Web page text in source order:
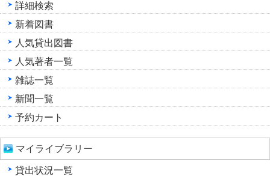
詳細検索
新着図書
人気貸出図書
人気著者一覧
雑誌一覧
新聞一覧
予約カート
マイライブラリー
貸出状況一覧